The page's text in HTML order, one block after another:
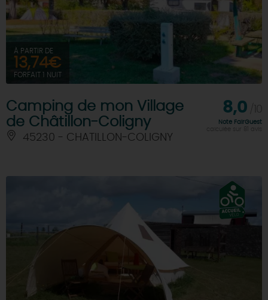
À PARTIR DE
13,74€
FORFAIT 1 NUIT
Camping de mon Village
de Châtillon-Coligny
45230 - CHATILLON-COLIGNY
8,0
Note FairGuest